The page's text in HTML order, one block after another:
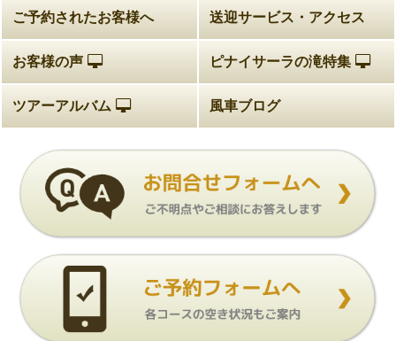
ご予約されたお客様へ 送迎サービス・アクセス
お客様の声 ピナイサーラの滝特集
ツアーアルバム 風車ブログ